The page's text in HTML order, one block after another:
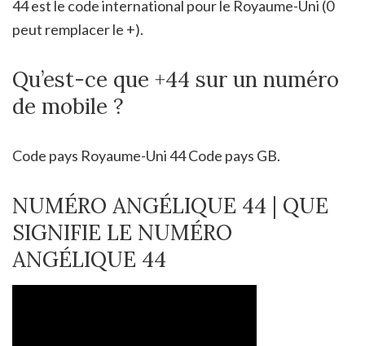
44 est le code international pour le Royaume-Uni (0
peut remplacer le +).
Qu’est-ce que +44 sur un numéro
de mobile ?
Code pays Royaume-Uni 44 Code pays GB.
NUMÉRO ANGÉLIQUE 44 | QUE
SIGNIFIE LE NUMÉRO
ANGÉLIQUE 44